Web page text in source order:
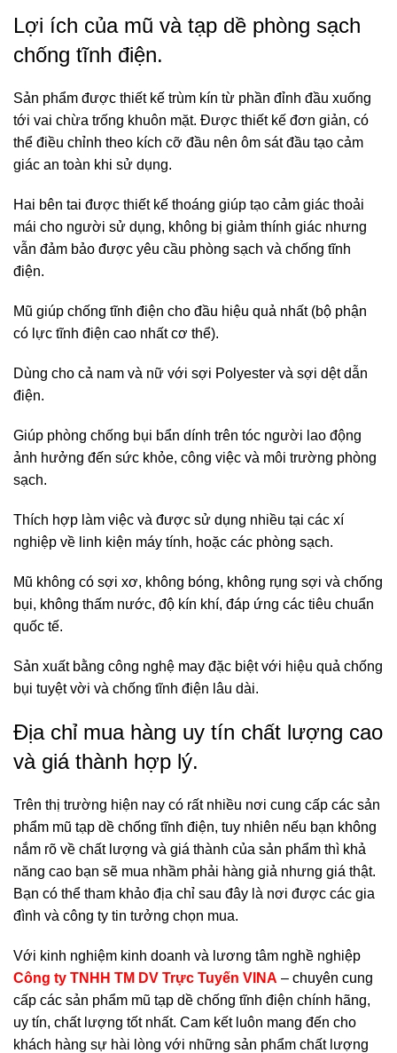
Lợi ích của mũ và tạp dề phòng sạch
chống tĩnh điện.
Sản phẩm được thiết kế trùm kín từ phần đỉnh đầu xuống
tới vai chừa trống khuôn mặt. Được thiết kế đơn giản, có
thể điều chỉnh theo kích cỡ đầu nên ôm sát đầu tạo cảm
giác an toàn khi sử dụng.
Hai bên tai được thiết kế thoáng giúp tạo cảm giác thoải
mái cho người sử dụng, không bị giảm thính giác nhưng
vẫn đảm bảo được yêu cầu phòng sạch và chống tĩnh
điện.
Mũ giúp chống tĩnh điện cho đầu hiệu quả nhất (bộ phận
có lực tĩnh điện cao nhất cơ thể).
Dùng cho cả nam và nữ với sợi Polyester và sợi dệt dẫn
điện.
Giúp phòng chống bụi bẩn dính trên tóc người lao động
ảnh hưởng đến sức khỏe, công việc và môi trường phòng
sạch.
Thích hợp làm việc và được sử dụng nhiều tại các xí
nghiệp về linh kiện máy tính, hoặc các phòng sạch.
Mũ không có sợi xơ, không bóng, không rụng sợi và chống
bụi, không thấm nước, độ kín khí, đáp ứng các tiêu chuẩn
quốc tế.
Sản xuất bằng công nghệ may đặc biệt với hiệu quả chống
bụi tuyệt vời và chống tĩnh điện lâu dài.
Địa chỉ mua hàng uy tín chất lượng cao
và giá thành hợp lý.
Trên thị trường hiện nay có rất nhiều nơi cung cấp các sản
phẩm mũ tạp dề chống tĩnh điện, tuy nhiên nếu bạn không
nắm rõ về chất lượng và giá thành của sản phẩm thì khả
năng cao bạn sẽ mua nhầm phải hàng giả nhưng giá thật.
Bạn có thể tham khảo địa chỉ sau đây là nơi được các gia
đình và công ty tin tưởng chọn mua.
Với kinh nghiệm kinh doanh và lương tâm nghề nghiệp
Công ty TNHH TM DV Trực Tuyến VINA – chuyên cung
cấp các sản phẩm mũ tạp dề chống tĩnh điện chính hãng,
uy tín, chất lượng tốt nhất. Cam kết luôn mang đến cho
khách hàng sự hài lòng với những sản phẩm chất lượng